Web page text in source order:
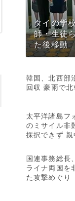
タイの学
師・生徒
た後移動
韓国、北西部
回収 豪雨で
太平洋諸島フ
のミサイル非
採択できず
国連事務総長
ライナ両国を
た攻撃めぐり